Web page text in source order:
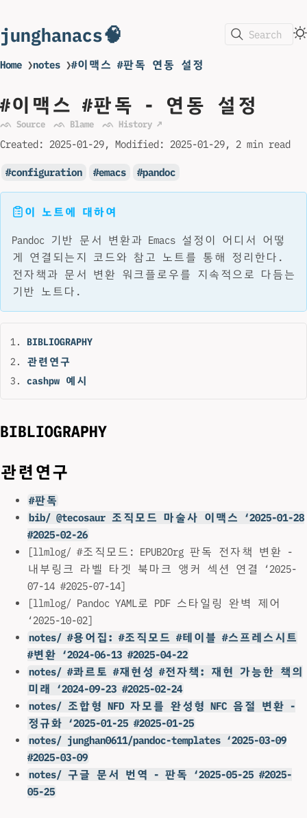
junghanacs🧠 Search
Home ❯notes ❯#이맥스 #판독 연동 설정
#이맥스 #판독 - 연동 설정
ᨒ Source ᨒ Blame ᨒ History ↗
Created: 2025-01-29 Modified: 2025-01-29 2 min read
configuration emacs pandoc
이 노트에 대하여
Pandoc 기반 문서 변환과 Emacs 설정이 어디서 어떻
게 연결되는지 코드와 참고 노트를 통해 정리한다.
전자책과 문서 변환 워크플로우를 지속적으로 다듬는
기반 노트다.
BIBLIOGRAPHY
관련연구
cashpw 예시
BIBLIOGRAPHY
관련연구
#판독
bib/ @tecosaur 조직모드 마술사 이맥스 ‘2025-01-28
#2025-02-26
[llmlog/ #조직모드: EPUB2Org 판독 전자책 변환 -
내부링크 라벨 타겟 북마크 앵커 섹션 연결 ‘2025-
07-14 #2025-07-14]
[llmlog/ Pandoc YAML로 PDF 스타일링 완벽 제어
‘2025-10-02]
notes/ #용어집: #조직모드 #테이블 #스프레스시트
#변환 ‘2024-06-13 #2025-04-22
notes/ #콰르토 #재현성 #전자책: 재현 가능한 책의
미래 ‘2024-09-23 #2025-02-24
notes/ 조합형 NFD 자모를 완성형 NFC 음절 변환 -
정규화 ‘2025-01-25 #2025-01-25
notes/ junghan0611/pandoc-templates ‘2025-03-09
#2025-03-09
notes/ 구글 문서 번역 - 판독 ‘2025-05-25 #2025-
05-25